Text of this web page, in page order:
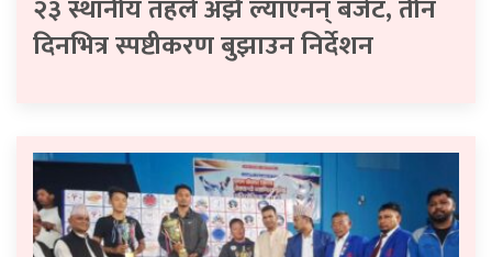
२३ स्थानीय तहले अझै ल्याएनन् बजेट, तीन
दिनभित्र स्पष्टीकरण बुझाउन निर्देशन